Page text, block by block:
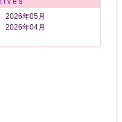
2026年05月
2026年04月